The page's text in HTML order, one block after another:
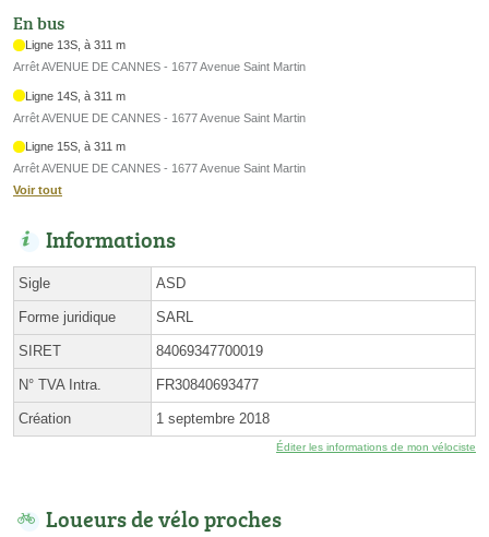
En bus
Ligne 13S, à 311 m
Arrêt AVENUE DE CANNES - 1677 Avenue Saint Martin
Ligne 14S, à 311 m
Arrêt AVENUE DE CANNES - 1677 Avenue Saint Martin
Ligne 15S, à 311 m
Arrêt AVENUE DE CANNES - 1677 Avenue Saint Martin
Voir tout
Informations
Sigle ASD
Forme juridique SARL
SIRET 84069347700019
N° TVA Intra. FR30840693477
Création 1 septembre 2018
Éditer les informations de mon vélociste
Loueurs de vélo proches